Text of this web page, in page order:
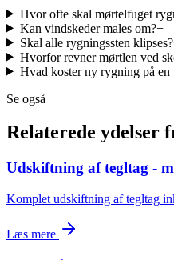
Hvor ofte skal mørtelfuget
Kan vindskeder males om?+
Skal alle rygningssten klipses?
Hvorfor revner mørtlen ved
Hvad koster ny rygning på en
Se også
Relaterede ydelser
Udskiftning af tegltag -
Komplet udskiftning af tegltag
Læs mere